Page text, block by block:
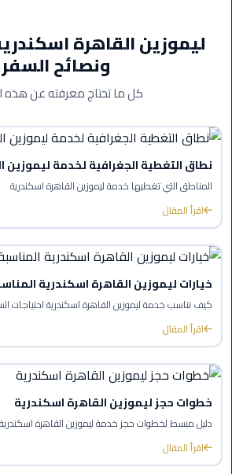
بلطيم
ليموزين
الشرقية
ليموزين
بنها
ليموزين
العبور
ليموزين
6
اكتوبر
الخط
الساخن
ليموزين
العاصمة
ليموزين القاهرة
ونصائح السفر
كل ما تحتاج معرفته عن هذه
نطاق التغطية الجغرافية لخدمة ليموزين
المناطق التي تغطيها خدمة ليموزين القاهرة اسكندرية
اقرأ المقال
خيارات ليموزين القاهرة اسكندرية
كيف تناسب خدمة ليموزين القاهرة اسكندرية احتياجات
اقرأ المقال
خطوات حجز ليموزين القاهرة اسكندرية
دليل مبسط لخطوات حجز خدمة ليموزين القاهرة اسكندرية
اقرأ المقال